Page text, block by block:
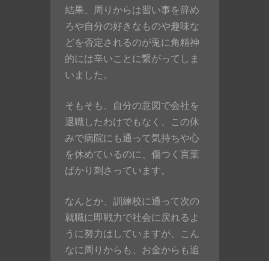
結果、周りからは習い事を辞め
ろや自分の好きなものや趣味な
どを否定されるのが兎に角精神
的には辛いことに繋がってしま
いました。
そもそも、自分の意図で会社を
退職したわけでもなく、この休
みで病院にも通って気持ちや心
を休めているのに、傷つく言葉
ばかり刺さっています。
なんとか、訓練校に通って次の
就職に即戦力で社会に戻れるよ
うに努力はしていますが、こん
なに周りからも、お金からも追